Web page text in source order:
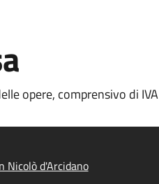
opere, comprensivo di IVA
Nicolò d'Arcidano